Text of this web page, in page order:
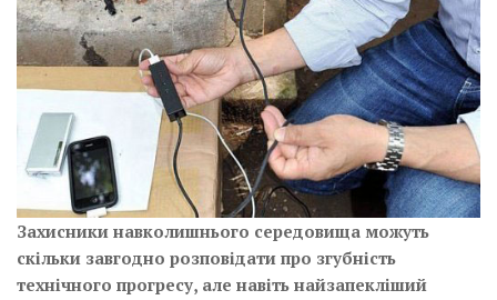
Захисники навколишнього­­ середовища можуть
скільки завгодно розповідати про згубність
технічного прогресу, але навіть найзапекліший